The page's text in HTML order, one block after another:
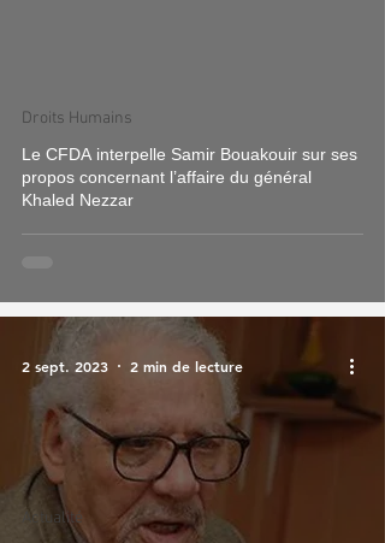
Le CFDA interpelle Samir Bouakouir sur ses
propos concernant l’affaire du général
Khaled Nezzar
Droits Humains
Actualité
2 sept. 2023 2 min de lecture